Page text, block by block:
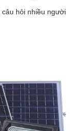
hỏi nhiều người